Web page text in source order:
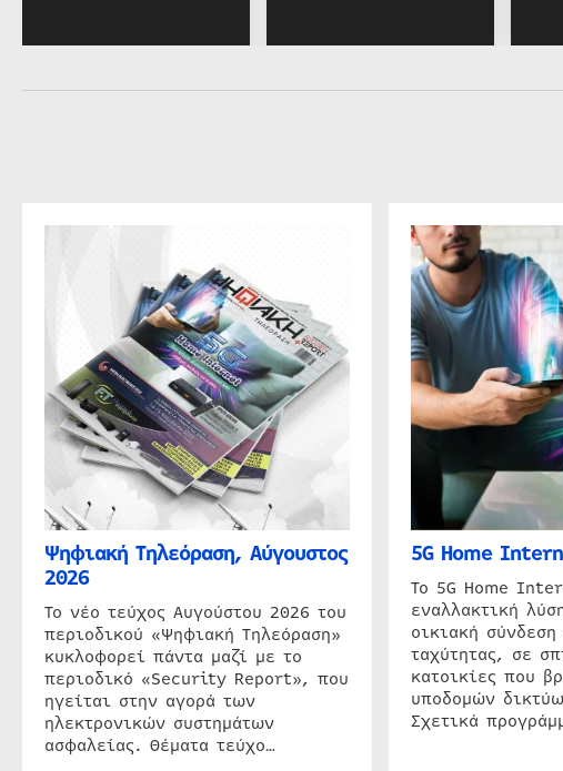
Ψηφιακή Τηλεόραση, Αύγουστος
2026
Το νέο τεύχος Αυγούστου 2026 του
περιοδικού «Ψηφιακή Τηλεόραση»
κυκλοφορεί πάντα μαζί με το
περιοδικό «Security Report», που
ηγείται στην αγορά των
ηλεκτρονικών συστημάτων
ασφαλείας. Θέματα τεύχο…
5G Home
Το 5G Home
εναλλακτική
οικιακή
ταχύτητας, σε
κατοικίες που
υποδομών
Σχετικά